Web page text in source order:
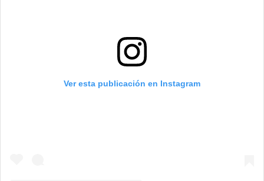
Ver esta publicación en Instagram